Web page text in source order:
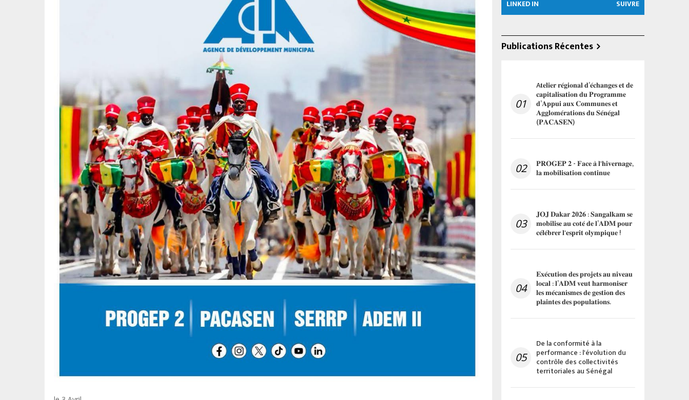
LINKED IN SUIVRE
Publications Récentes
01
A𝐭𝐞𝐥𝐢𝐞𝐫 𝐫𝐞́𝐠𝐢𝐨𝐧𝐚𝐥 𝐝’𝐞́𝐜𝐡𝐚𝐧𝐠𝐞𝐬 𝐞𝐭 𝐝𝐞
𝐜𝐚𝐩𝐢𝐭𝐚𝐥𝐢𝐬𝐚𝐭𝐢𝐨𝐧 𝐝𝐮 𝐏𝐫𝐨𝐠𝐫𝐚𝐦𝐦𝐞
𝐝’𝐀𝐩𝐩𝐮𝐢 𝐚𝐮𝐱 𝐂𝐨𝐦𝐦𝐮𝐧𝐞𝐬 𝐞𝐭
𝐀𝐠𝐠𝐥𝐨𝐦𝐞́𝐫𝐚𝐭𝐢𝐨𝐧𝐬 𝐝𝐮 𝐒𝐞́𝐧𝐞́𝐠𝐚𝐥
(𝐏𝐀𝐂𝐀𝐒𝐄𝐍)
02 𝐏𝐑𝐎𝐆𝐄𝐏 𝟐 - 𝐅𝐚𝐜𝐞 𝐚̀ 𝐥'𝐡𝐢𝐯𝐞𝐫𝐧𝐚𝐠𝐞,
𝐥𝐚 𝐦𝐨𝐛𝐢𝐥𝐢𝐬𝐚𝐭𝐢𝐨𝐧 𝐜𝐨𝐧𝐭𝐢𝐧𝐮𝐞
03
𝐉𝐎𝐉 𝐃𝐚𝐤𝐚𝐫 𝟐𝟎𝟐𝟔 : 𝐒𝐚𝐧𝐠𝐚𝐥𝐤𝐚𝐦 𝐬𝐞
𝐦𝐨𝐛𝐢𝐥𝐢𝐬𝐞 𝐚𝐮 𝐜𝐨𝐭𝐞́ 𝐝𝐞 𝐥’𝐀𝐃𝐌 𝐩𝐨𝐮𝐫
𝐜𝐞́𝐥𝐞́𝐛𝐫𝐞𝐫 𝐥'𝐞𝐬𝐩𝐫𝐢𝐭 𝐨𝐥𝐲𝐦𝐩𝐢𝐪𝐮𝐞 !
04
𝐄𝐱𝐞́𝐜𝐮𝐭𝐢𝐨𝐧 𝐝𝐞𝐬 𝐩𝐫𝐨𝐣𝐞𝐭𝐬 𝐚𝐮 𝐧𝐢𝐯𝐞𝐚𝐮
𝐥𝐨𝐜𝐚𝐥 : 𝐥’𝐀𝐃𝐌 𝐯𝐞𝐮𝐭 𝐡𝐚𝐫𝐦𝐨𝐧𝐢𝐬𝐞𝐫
𝐥𝐞𝐬 𝐦𝐞́𝐜𝐚𝐧𝐢𝐬𝐦𝐞𝐬 𝐝𝐞 𝐠𝐞𝐬𝐭𝐢𝐨𝐧 𝐝𝐞𝐬
𝐩𝐥𝐚𝐢𝐧𝐭𝐞𝐬 𝐝𝐞𝐬 𝐩𝐨𝐩𝐮𝐥𝐚𝐭𝐢𝐨𝐧𝐬.
05
De la conformité à la
performance : l'évolution du
contrôle des collectivités
territoriales au Sénégal